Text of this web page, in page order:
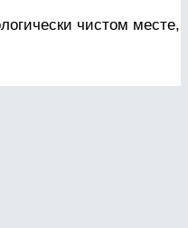
чистом месте,